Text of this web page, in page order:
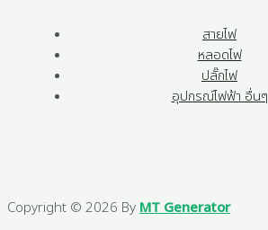
สายไฟ
หลอดไฟ
ปลั๊กไฟ
อุปกรณ์ไฟฟ้า อื่นๆ
Copyright © 2026 ByMT Generator